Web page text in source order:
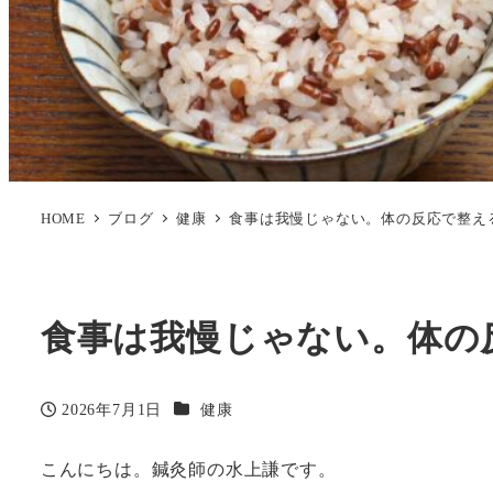
HOME ブログ 健康 食事は我慢じゃない。体の反応で整え
食事は我慢じゃない。体の
投稿日
2026年7月1日 カテゴリー
健康
こんにちは。鍼灸師の水上謙です。